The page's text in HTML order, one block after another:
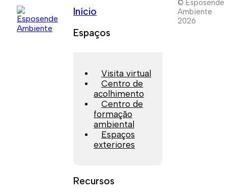
Início
Espaços
Visita virtual
Centro de
acolhimento
Centro de
formação
ambiental
Espaços
exteriores
Recursos
© Esposende
Ambiente
2026